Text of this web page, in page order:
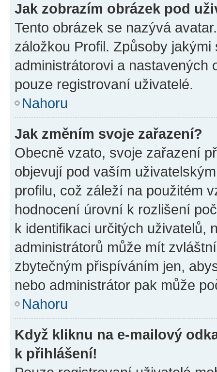
Jak zobrazím obrázek pod
Tento obrázek se nazývá
záložkou Profil. Způsoby
administrátorovi a nastavených
pouze registrovaní uživatelé.
Nahoru
Jak změním svoje zařazení?
Obecně vzato, svoje zařazení
objevují pod vaším
profilu, což záleží na použitém
hodnocení úrovní k rozlišení
k identifikaci určitých uživatelů,
administrátorů může mít
zbytečným přispíváním jen,
nebo administrátor pak může
Nahoru
Když kliknu na e-mailový
k přihlášení!